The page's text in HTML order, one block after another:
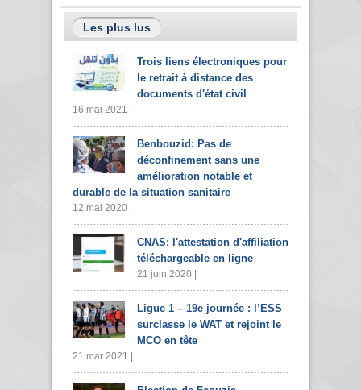
Les plus lus
Trois liens électroniques pour
le retrait à distance des
documents d'état civil
16 mai 2021 |
Benbouzid: Pas de
déconfinement sans une
amélioration notable et
durable de la situation sanitaire
12 mai 2020 |
CNAS: l'attestation d'affiliation
téléchargeable en ligne
21 juin 2020 |
Ligue 1 – 19e journée : l’ESS
surclasse le WAT et rejoint le
MCO en tête
21 mar 2021 |